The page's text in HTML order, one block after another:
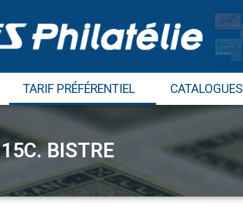
TARIF PRÉFÉRENTIEL CATALOGUES
15C. BISTRE